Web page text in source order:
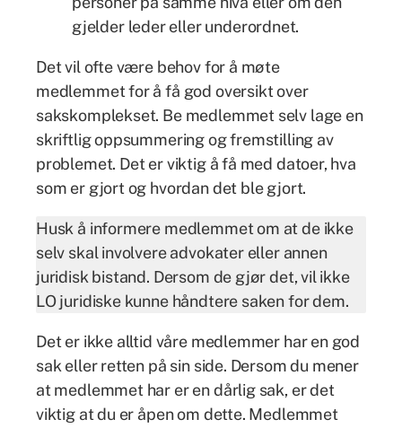
gjelder leder eller underordnet.
Det vil ofte være behov for å møte
medlemmet for å få god oversikt over
sakskomplekset. Be medlemmet selv lage en
skriftlig oppsummering og fremstilling av
problemet. Det er viktig å få med datoer, hva
som er gjort og hvordan det ble gjort.
Husk å informere medlemmet om at de ikke
selv skal involvere advokater eller annen
juridisk bistand. Dersom de gjør det, vil ikke
LO juridiske kunne håndtere saken for dem.
Det er ikke alltid våre medlemmer har en god
sak eller retten på sin side. Dersom du mener
at medlemmet har er en dårlig sak, er det
viktig at du er åpen om dette. Medlemmet